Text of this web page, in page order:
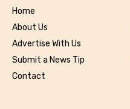
Home
About Us
Advertise With Us
Submit a News Tip
Contact